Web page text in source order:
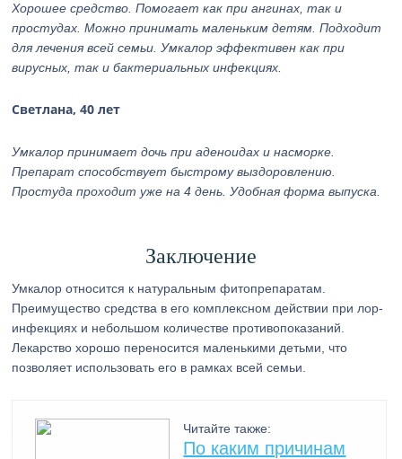
Хорошее средство. Помогает как при ангинах, так и
простудах. Можно принимать маленьким детям. Подходит
для лечения всей семьи. Умкалор эффективен как при
вирусных, так и бактериальных инфекциях.
Светлана, 40 лет
Умкалор принимает дочь при аденоидах и насморке.
Препарат способствует быстрому выздоровлению.
Простуда проходит уже на 4 день. Удобная форма выпуска.
Заключение
Умкалор относится к натуральным фитопрепаратам.
Преимущество средства в его комплексном действии при лор-
инфекциях и небольшом количестве противопоказаний.
Лекарство хорошо переносится маленькими детьми, что
позволяет использовать его в рамках всей семьи.
Читайте также:
По каким причинам